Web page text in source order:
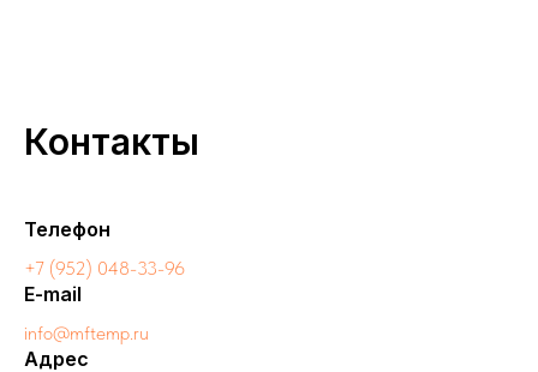
Контакты
Телефон
+7 (952) 048-33-96
E-mail
info@mftemp.ru
Адрес